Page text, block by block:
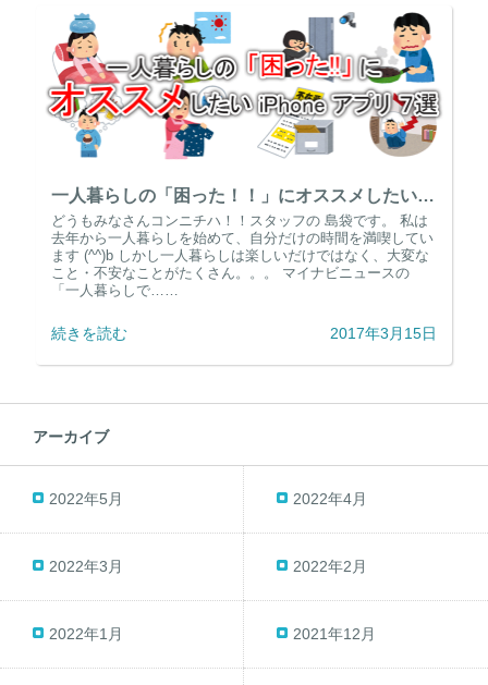
一人暮らしの「困った！！」にオススメしたい iPhone アプリ 7選
どうもみなさんコンニチハ！！スタッフの 島袋です。 私は
去年から一人暮らしを始めて、自分だけの時間を満喫してい
ます (^^)b しかし一人暮らしは楽しいだけではなく、大変な
こと・不安なことがたくさん。。。 マイナビニュースの
「一人暮らしで……
続きを読む 2017年3月15日
アーカイブ
2022年5月 2022年4月
2022年3月 2022年2月
2022年1月 2021年12月